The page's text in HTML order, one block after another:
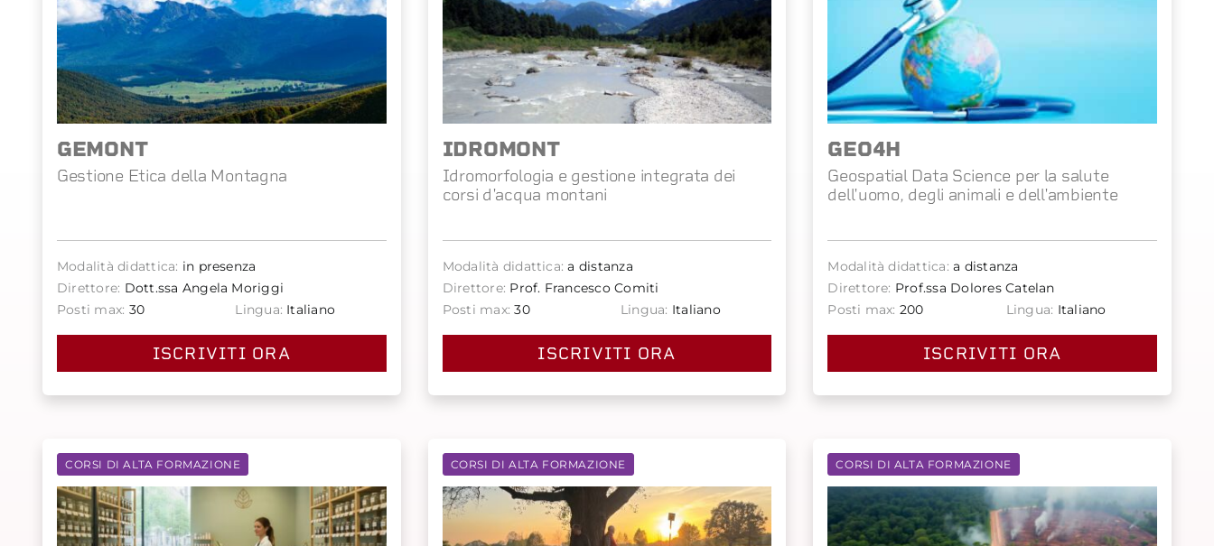
GEMONT
Gestione Etica della Montagna
Modalità didattica: in presenza
Direttore: Dott.ssa Angela Moriggi
Posti max: 30 Lingua: Italiano
ISCRIVITI ORA
IDROMONT
Idromorfologia e gestione integrata dei
corsi d'acqua montani
Modalità didattica: a distanza
Direttore: Prof. Francesco Comiti
Posti max: 30 Lingua: Italiano
ISCRIVITI ORA
GEO4H
Geospatial Data Science per la salute
dell'uomo, degli animali e dell'ambiente
Modalità didattica: a distanza
Direttore: Prof.ssa Dolores Catelan
Posti max: 200 Lingua: Italiano
ISCRIVITI ORA
CORSI DI ALTA FORMAZIONE CORSI DI ALTA FORMAZIONE CORSI DI ALTA FORMAZIONE